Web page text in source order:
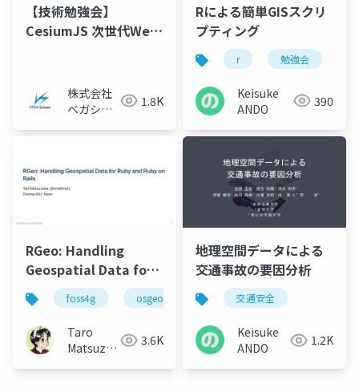
【技術勉強会】
CesiumJS 次世代Web
資料
株式会社
ベガシス
1.8K
Rによる簡単GISスクリ
プティング
r 勉強会
Keisuke
ANDO
390
RGeo: Handling
Geospatial Data for
Ruby and Ruby on
Rails
foss4g osgeo ruby
Taro
Matsuzawa
3.6K
地理空間データによる
交通事故の要因分析
交通安全
Keisuke
ANDO
1.2K